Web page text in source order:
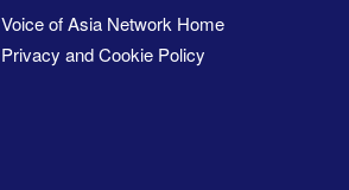
Voice of Asia Network Home
Privacy and Cookie Policy